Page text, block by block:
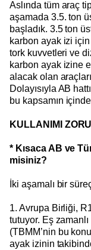
Aslında tüm araç
aşamada 3.5. ton
başladık. 3.5 ton
karbon ayak izi
tork kuvvetleri ve
karbon ayak izine
alacak olan
Dolayısıyla AB
bu kapsamın
KULLANIMI
* Kısaca AB ve
misiniz?
İki aşamalı bir
1. Avrupa Birliği,
tutuyor. Eş
(TBMM’nin bu
ayak izinin